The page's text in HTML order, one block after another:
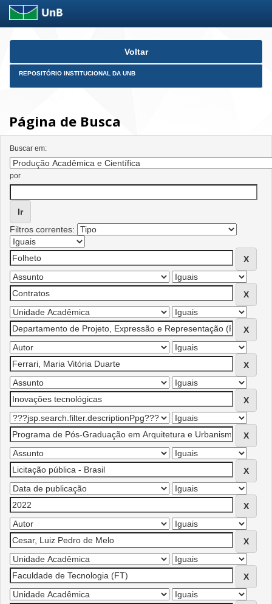
Skip
Voltar
REPOSITÓRIO INSTITUCIONAL DA UNB
Página de Busca
Buscar em:
por
Filtros correntes: